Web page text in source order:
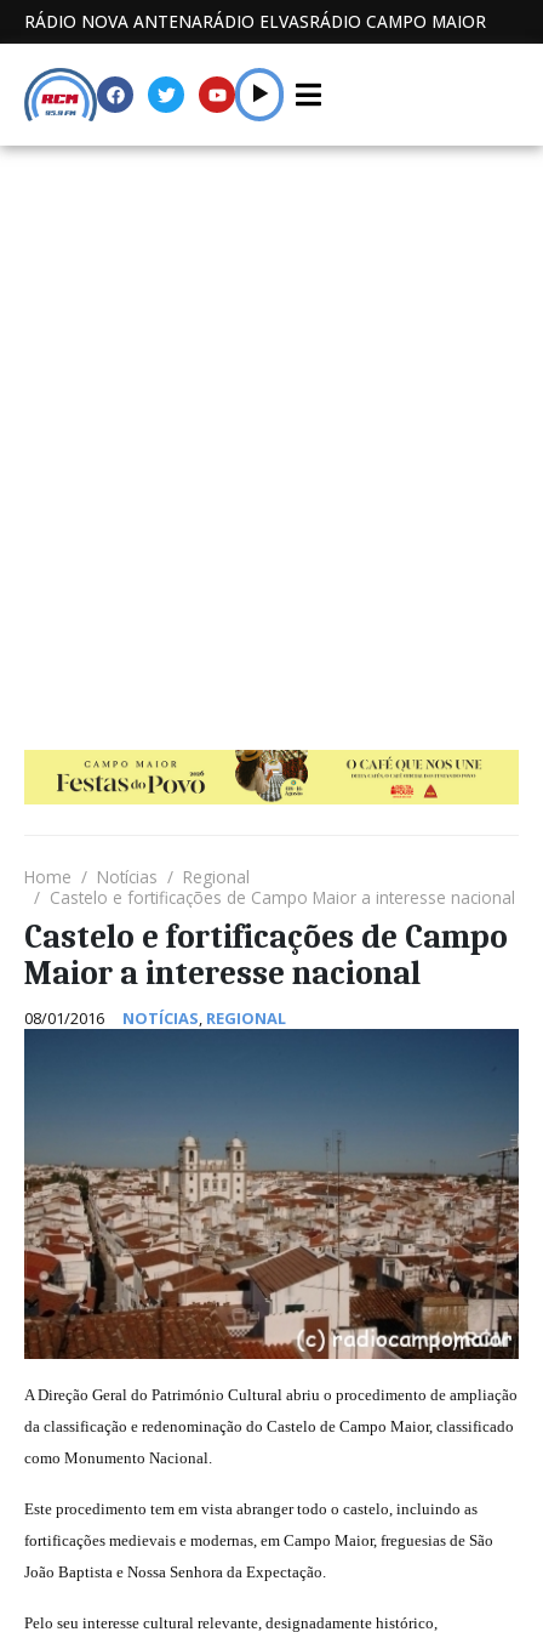
RÁDIO NOVA ANTENARÁDIO ELVASRÁDIO CAMPO MAIOR
Home Notícias
Regional
Castelo e fortificações de Campo Maior a interesse nacional
Castelo e fortificações de Campo
Maior a interesse nacional
08/01/2016 NOTÍCIAS, REGIONAL
A Direção Geral do Património Cultural abriu o procedimento de ampliação
da classificação e redenominação do Castelo de Campo Maior, classificado
como Monumento Nacional.
Este procedimento tem em vista abranger todo o castelo, incluindo as
fortificações medievais e modernas, em Campo Maior, freguesias de São
João Baptista e Nossa Senhora da Expectação.
Pelo seu interesse cultural relevante, designadamente histórico,